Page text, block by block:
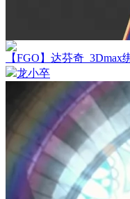
【FGO】达芬奇_3Dmax
龙小卒